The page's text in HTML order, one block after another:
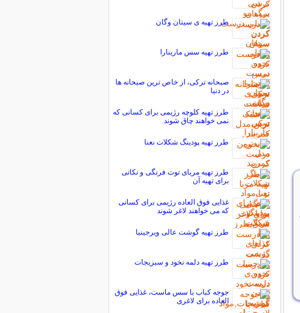
طرز تهیه ی سیتان وگان
طرز تهیه سس مارینارا
صبحانه ترکی، از خاص ترین صبحانه ها
در دنیا
طرز تهیه کلوچه رژیمی برای کسانی که
نمی خواهند چاق شوند
طرز تهیه پودینگ شکلات نعنا
طرز تهیه مربای توت فرنگی و نکاتی
برای تهیه آن
غذایی فوق العاده رژیمی برای کسانی
که می خواهند لاغر شوند
طرز تهیه گوشت عالی ویرجینیا
طرز تهیه دلمه نخود و سبزیجات
جوجه کباب با سس ماست، غذایی فوق
العاده برای لاغری